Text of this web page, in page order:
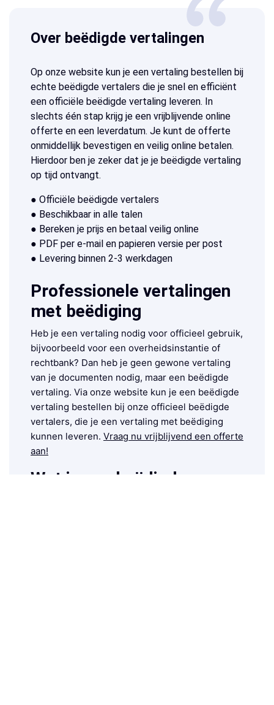
Over beëdigde vertalingen
Op onze website kun je een vertaling bestellen bij
echte beëdigde vertalers die je snel en efficiënt
een officiële beëdigde vertaling leveren. In
slechts één stap krijg je een vrijblijvende online
offerte en een leverdatum. Je kunt de offerte
onmiddellijk bevestigen en veilig online betalen.
Hierdoor ben je zeker dat je je beëdigde vertaling
op tijd ontvangt.
● Officiële beëdigde vertalers
● Beschikbaar in alle talen
● Bereken je prijs en betaal veilig online
● PDF per e-mail en papieren versie per post
● Levering binnen 2-3 werkdagen
Professionele vertalingen
met beëdiging
Heb je een vertaling nodig voor officieel gebruik,
bijvoorbeeld voor een overheidsinstantie of
rechtbank? Dan heb je geen gewone vertaling
van je documenten nodig, maar een beëdigde
vertaling. Via onze website kun je een beëdigde
vertaling bestellen bij onze officieel beëdigde
vertalers, die je een vertaling met beëdiging
kunnen leveren. Vraag nu vrijblijvend een offerte
aan!
Wat is een beëdigde